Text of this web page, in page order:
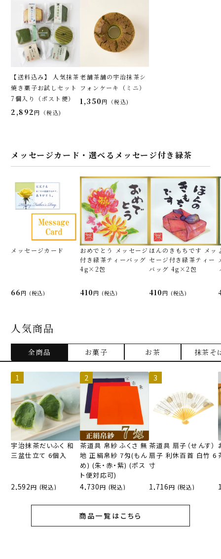
【送料込み】 人気抹茶
焼き菓子お試しセット
7個入り（ポスト便）
2,892 税込
老舗茶舗の宇治抹茶シ
フォンケーキ（ミニ）
1,350 税込
メッセージカード・選べるメッセージ付き緑茶
メッセージカード
66 (税込)
おめでとう メッセージ
付き緑茶ティーバッグ
4g×2包
410 (税込)
ほんのきもちです メッ
セージ付き緑茶ティー
バッグ 4g×2包
410 (税込)
人気商品
全商品 お菓子 お茶 抹茶そ
宇治抹茶だいふく 和
三盆仕立て 6個入
2,592 (税込)
茶道具 帛紗 ふくさ 無
地 正絹帛紗 7匁(もん
め) (朱・赤・紫) (ポス
ト便対応可)
4,730 (税込)
茶道具 扇子（せんす）
扇子 利休百首 白竹 6
寸
1,716 (税込)
商品一覧はこちら